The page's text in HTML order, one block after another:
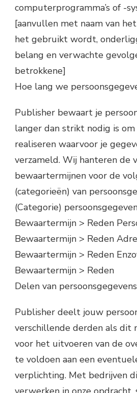
computerprogramma’s of -
[aanvullen met naam van
het gebruikt wordt,
belang en verwachte
betrokkene]
Hoe lang we
Publisher bewaart je
langer dan strikt nodig is
realiseren waarvoor je
verzameld. Wij hanteren de
bewaartermijnen voor de
(categorieën) van
(Categorie)
Bewaartermijn > Reden
Bewaartermijn > Reden
Bewaartermijn > Reden
Bewaartermijn > Reden
Delen van
Publisher deelt jouw
verschillende derden als dit
voor het uitvoeren van de
te voldoen aan een
verplichting. Met bedrijven